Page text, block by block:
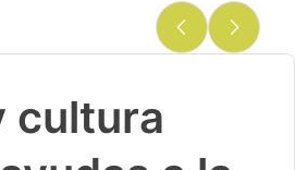
cultura